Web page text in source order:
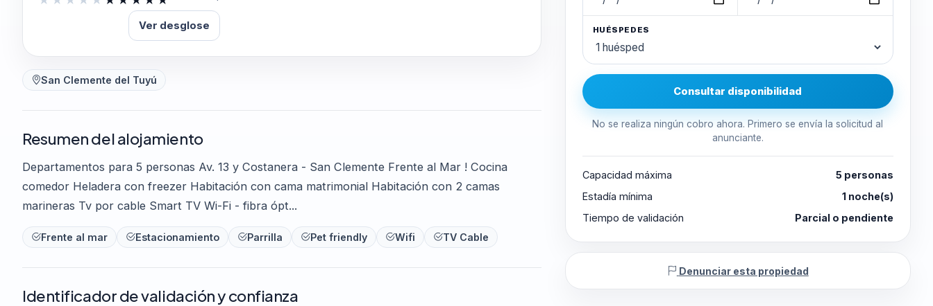
Ver desglose
San Clemente del Tuyú
Resumen del alojamiento
Departamentos para 5 personas Av. 13 y Costanera - San Clemente Frente al Mar ! Cocina
comedor Heladera con freezer Habitación con cama matrimonial Habitación con 2 camas
marineras Tv por cable Smart TV Wi-Fi - fibra ópt...
Frente al mar Estacionamiento Parrilla Pet friendly Wifi TV Cable
Identificador de validación y confianza
HUÉSPEDES
Consultar disponibilidad
No se realiza ningún cobro ahora. Primero se envía la solicitud al
anunciante.
Capacidad máxima
5 personas
Estadía mínima
1 noche(s)
Tiempo de validación
Parcial o pendiente
Denunciar esta propiedad